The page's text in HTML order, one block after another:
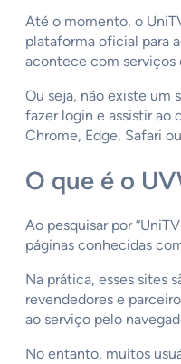
Até o momento, o
plataforma oficial para
acontece com serviços
Ou seja, não existe um
fazer login e assistir ao
Chrome, Edge, Safari
O que é o
Ao pesquisar por
páginas conhecidas
Na prática, esses sites
revendedores e
ao serviço pelo
No entanto, muitos